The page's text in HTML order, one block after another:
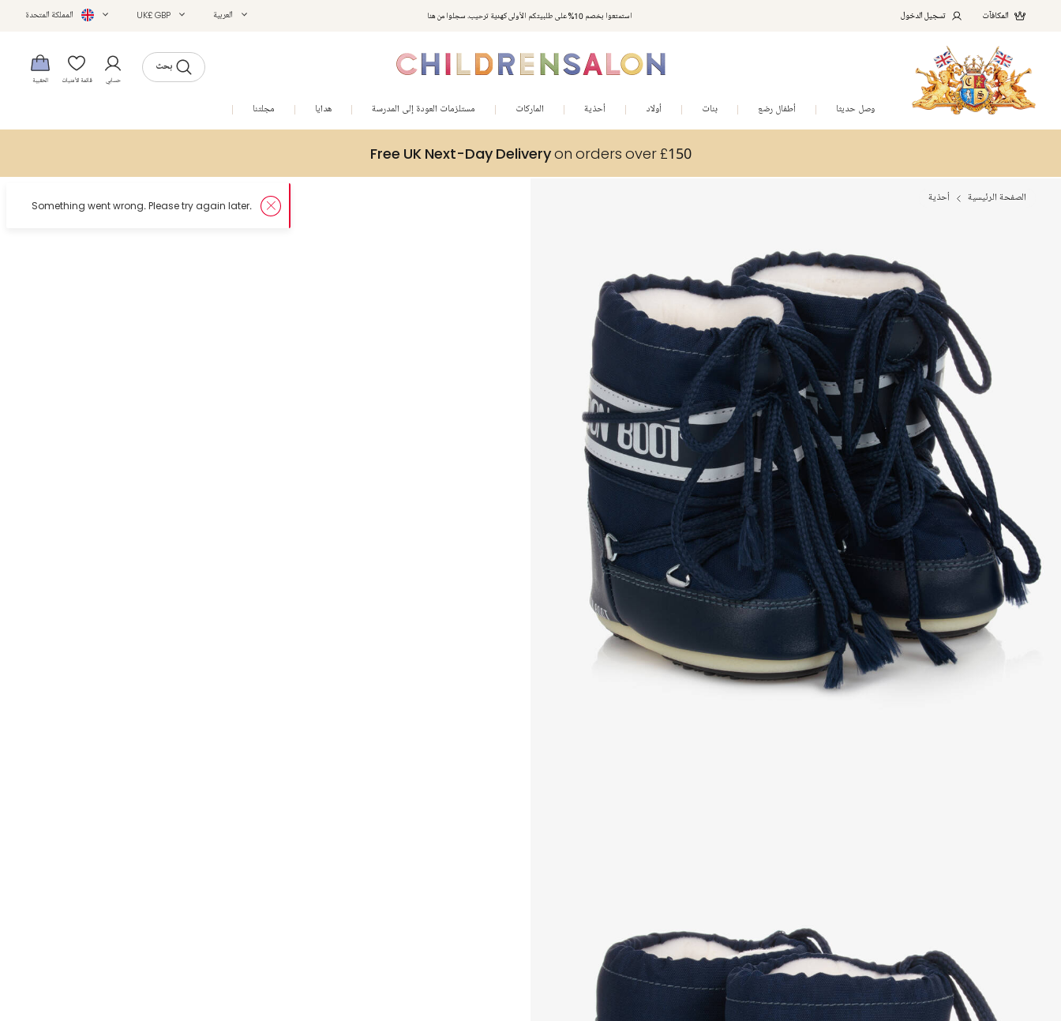
استمتعوا بخصم 10% على طلبيتكم الأولى كهدية ترحيب. سجلوا من هنا المكافآت تسجيل الدخول العربية UK£ GBP المملكة المتحدة
بحث
حسابي قائمة الأمنيات الحقيبة
وصل حديثا أطفال رضع بنات أولاد أحذية الماركات مستلزمات العودة إلى المدرسة هدايا مجلتنا
Free UK Next-Day Deliveryon orders over £150
الصفحة الرئيسية أحذية